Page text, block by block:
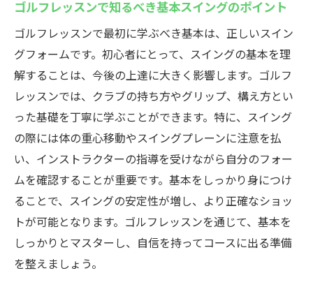
自宅でもできるゴルフレッスンの復習法
ゴルフレッスンで技術向上を目指す初心者の共
通質問
ゴルフスイングの改善におけるよくある誤
初心者が練習で陥りがちな失敗とその対策
正しいグリップの選び方とその重要性
効果的なウォーミングアップで怪我を防ぐ
方法
初心者がラウンドに出る前に確認すべきこ
と
スイングを安定させるためのメンタル強化
ゴルフレッスンで知るべき基本スイングのポイント
ゴルフレッスンで最初に学ぶべき基本は、正しいスイン
グフォームです。初心者にとって、スイングの基本を理
解することは、今後の上達に大きく影響します。ゴルフ
レッスンでは、クラブの持ち方やグリップ、構え方とい
った基礎を丁寧に学ぶことができます。特に、スイング
の際には体の重心移動やスイングプレーンに注意を払
い、インストラクターの指導を受けながら自分のフォー
ムを確認することが重要です。基本をしっかり身につけ
ることで、スイングの安定性が増し、より正確なショッ
トが可能となります。ゴルフレッスンを通じて、基本を
しっかりとマスターし、自信を持ってコースに出る準備
を整えましょう。